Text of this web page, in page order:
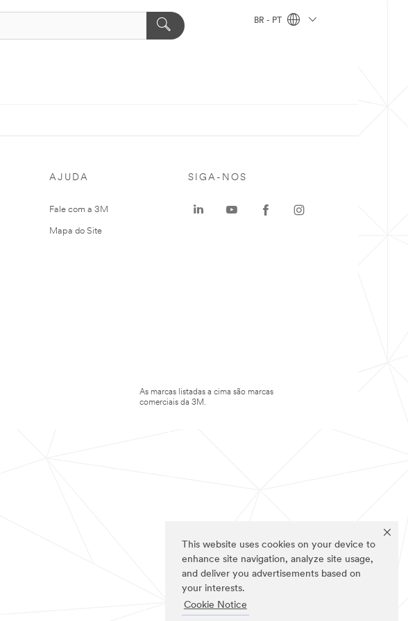
This website uses cookies on your device to
enhance site navigation, analyze site usage,
and deliver you advertisements based on
your interests.
Cookie Notice
BR - PT
AJUDA
Fale com a 3M
Mapa do Site
SIGA-NOS
As marcas listadas a cima são marcas
comerciais da 3M.